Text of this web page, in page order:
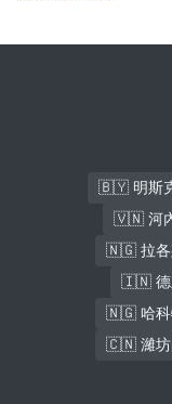
🇧🇾 明斯
🇻🇳 河
🇳🇬 拉各
🇮🇳 德
🇳🇬 哈科
🇨🇳 濰坊